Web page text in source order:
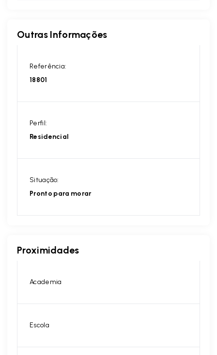
Outras Informações
Referência:
18801
Perfil:
Residencial
Situação:
Pronto para morar
Proximidades
Academia
Escola